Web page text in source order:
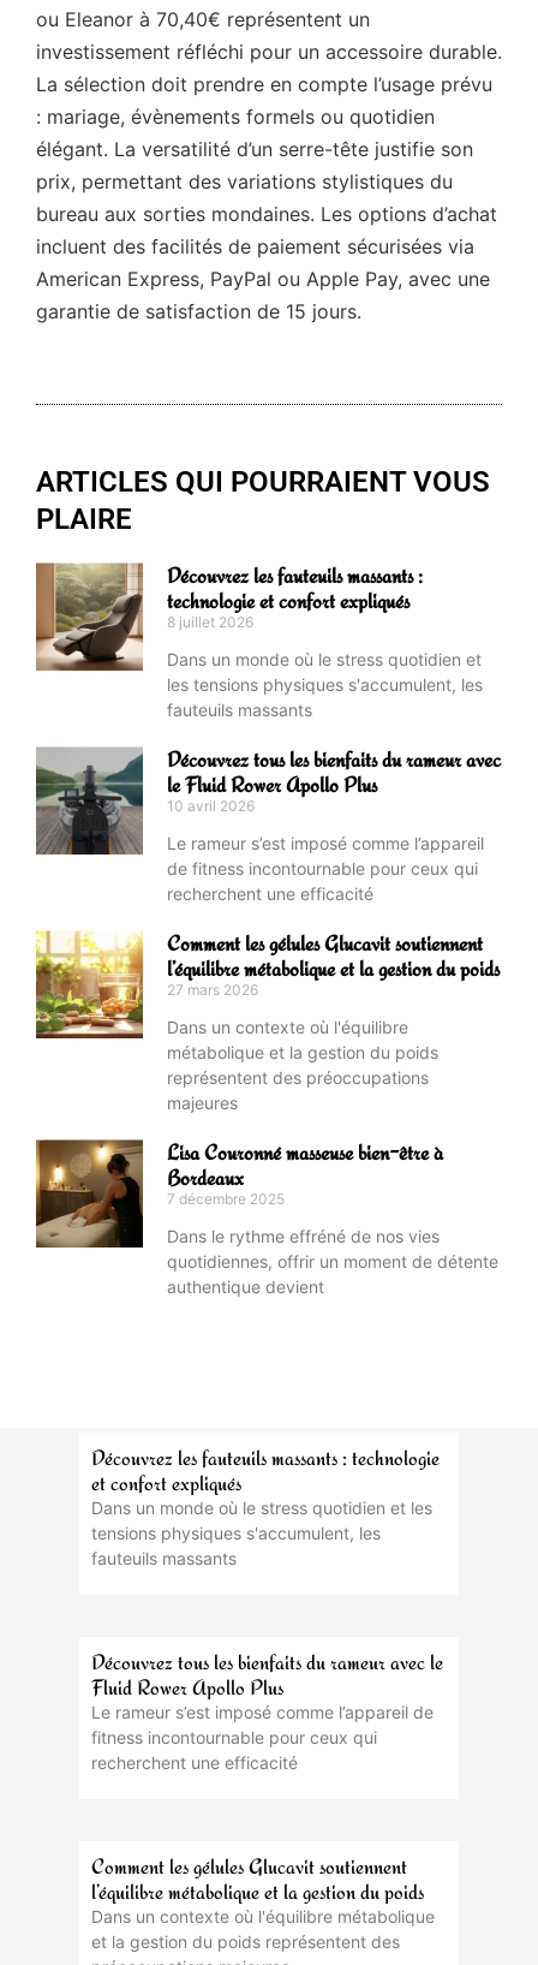
ou Eleanor à 70,40€ représentent un
investissement réfléchi pour un accessoire durable.
La sélection doit prendre en compte l’usage prévu
: mariage, évènements formels ou quotidien
élégant. La versatilité d’un serre-tête justifie son
prix, permettant des variations stylistiques du
bureau aux sorties mondaines. Les options d’achat
incluent des facilités de paiement sécurisées via
American Express, PayPal ou Apple Pay, avec une
garantie de satisfaction de 15 jours.
ARTICLES QUI POURRAIENT VOUS
PLAIRE
Découvrez les fauteuils massants :
technologie et confort expliqués
8 juillet 2026
Dans un monde où le stress quotidien et
les tensions physiques s'accumulent, les
fauteuils massants
Découvrez tous les bienfaits du rameur avec
le Fluid Rower Apollo Plus
10 avril 2026
Le rameur s’est imposé comme l’appareil
de fitness incontournable pour ceux qui
recherchent une efficacité
Comment les gélules Glucavit soutiennent
l’équilibre métabolique et la gestion du poids
27 mars 2026
Dans un contexte où l'équilibre
métabolique et la gestion du poids
représentent des préoccupations
majeures
Lisa Couronné masseuse bien-être à
Bordeaux
7 décembre 2025
Dans le rythme effréné de nos vies
quotidiennes, offrir un moment de détente
authentique devient
Découvrez les fauteuils massants : technologie
et confort expliqués
Dans un monde où le stress quotidien et les
tensions physiques s'accumulent, les
fauteuils massants
Découvrez tous les bienfaits du rameur avec le
Fluid Rower Apollo Plus
Le rameur s’est imposé comme l’appareil de
fitness incontournable pour ceux qui
recherchent une efficacité
Comment les gélules Glucavit soutiennent
l’équilibre métabolique et la gestion du poids
Dans un contexte où l'équilibre métabolique
et la gestion du poids représentent des